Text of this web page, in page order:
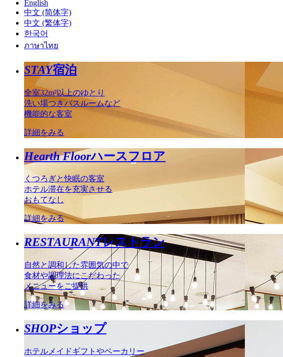
English
中文 (简体字)
中文 (繁体字)
한국어
ภาษาไทย
STAY宿泊
全室32m²以上のゆとり
洗い場つきバスルームなど
機能的な客室
詳細をみる
Hearth Floorハースフロア
くつろぎと快眠の客室
ホテル滞在を充実させる
おもてなし
詳細をみる
RESTAURANTレストラン
自然と調和した雰囲気の中で
食材や調理法にこだわった
メニューをご提供
詳細をみる
SHOPショップ
ホテルメイドギフトやベーカリー